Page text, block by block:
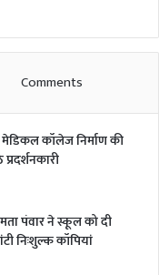
Comments
कॉलेज निर्माण की
पंवार ने स्कूल को दी
निःशुल्क कॉपियां